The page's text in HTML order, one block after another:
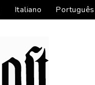
Italiano Português